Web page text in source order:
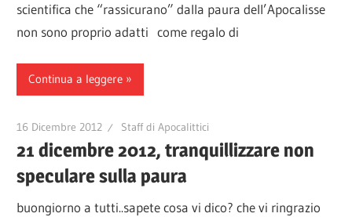
scientifica che “rassicurano” dalla paura dell’Apocalisse
non sono proprio adatti come regalo di
Continua a leggere
16 Dicembre 2012 Staff di Apocalittici
21 dicembre 2012, tranquillizzare non
speculare sulla paura
buongiorno a tutti..sapete cosa vi dico? che vi ringrazio